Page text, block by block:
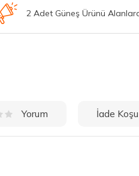
2 Adet Güneş Ürünü
Yorum İade